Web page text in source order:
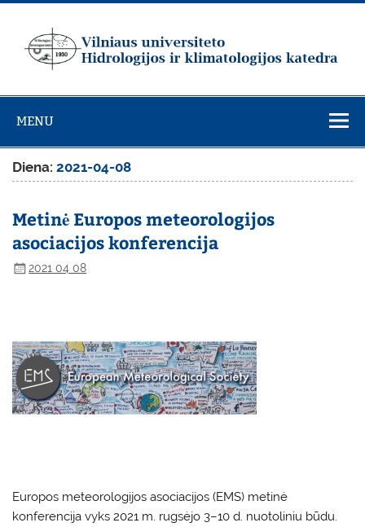
Skip
universiteto
Hidrologijos ir
klimatologijos
katedra
MENU
Diena:2021-04-08
Metinė Europos meteorologijos
asociacijos konferencija
2021 04 08
Europos meteorologijos asociacijos (EMS) metinė
konferencija vyks 2021 m. rugsėjo 3–10 d. nuotoliniu būdu.